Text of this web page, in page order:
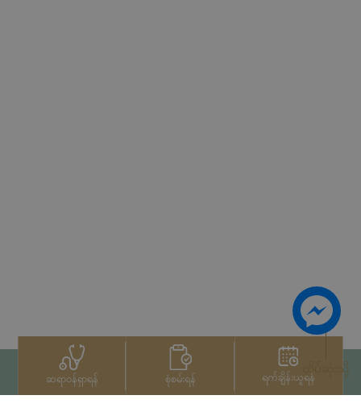
ဆရာဝန်ရှာရန် စုံစမ်းရန် ရက်ချိန်းယူရန်ထိပ်ဆုံးသို့